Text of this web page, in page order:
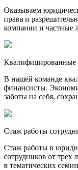
Оказываем
права и
компании и частные
Квалифицированные
В нашей команде
финансисты.
заботы на себя,
Стаж работы
Стаж работы в
сотрудников от трех
в тематических